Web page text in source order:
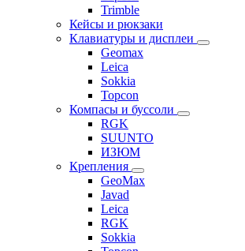
Trimble
Кейсы и рюкзаки
Клавиатуры и дисплеи
Geomax
Leica
Sokkia
Topcon
Компасы и буссоли
RGK
SUUNTO
ИЗЮМ
Крепления
GeoMax
Javad
Leica
RGK
Sokkia